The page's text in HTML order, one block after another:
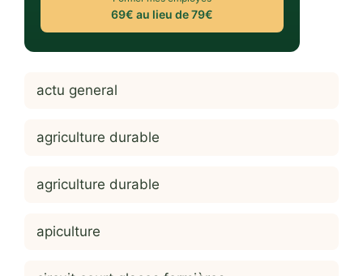
69€ au lieu de 79€
actu general
agriculture durable
agriculture durable
apiculture